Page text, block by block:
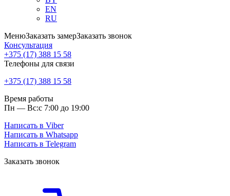
EN
RU
МенюЗаказать замерЗаказать звонок
Консультация
+375 (17) 388 15 58
Телефоны для связи
+375 (17) 388 15 58
Время работы
Пн — Вс:с 7:00 до 19:00
Написать в Viber
Написать в Whatsapp
Написать в Telegram
Заказать звонок